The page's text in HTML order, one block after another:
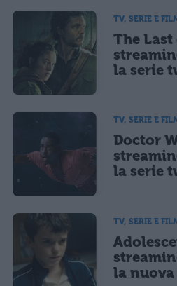
TV, SERIE E
The Last
la serie
TV, SERIE E
Doctor
la serie
TV, SERIE E
la